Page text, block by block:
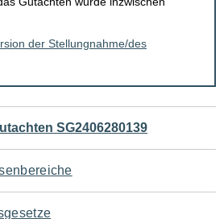
der Stellungnahme/des
SG2406280139